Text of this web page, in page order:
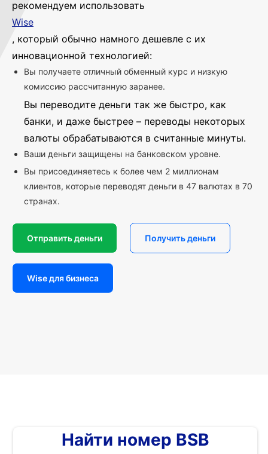
рекомендуем использовать
Wise
, который обычно намного дешевле с их
инновационной технологией:
Вы получаете отличный обменный курс и низкую
комиссию рассчитанную заранее.
Вы переводите деньги так же быстро, как
банки, и даже быстрее – переводы некоторых
валюты обрабатываются в считанные минуты.
Ваши деньги защищены на банковском уровне.
Вы присоединяетесь к более чем 2 миллионам
клиентов, которые переводят деньги в 47 валютах в 70
странах.
Отправить деньги Получить деньги
Wise для бизнеса
Найти номер BSB